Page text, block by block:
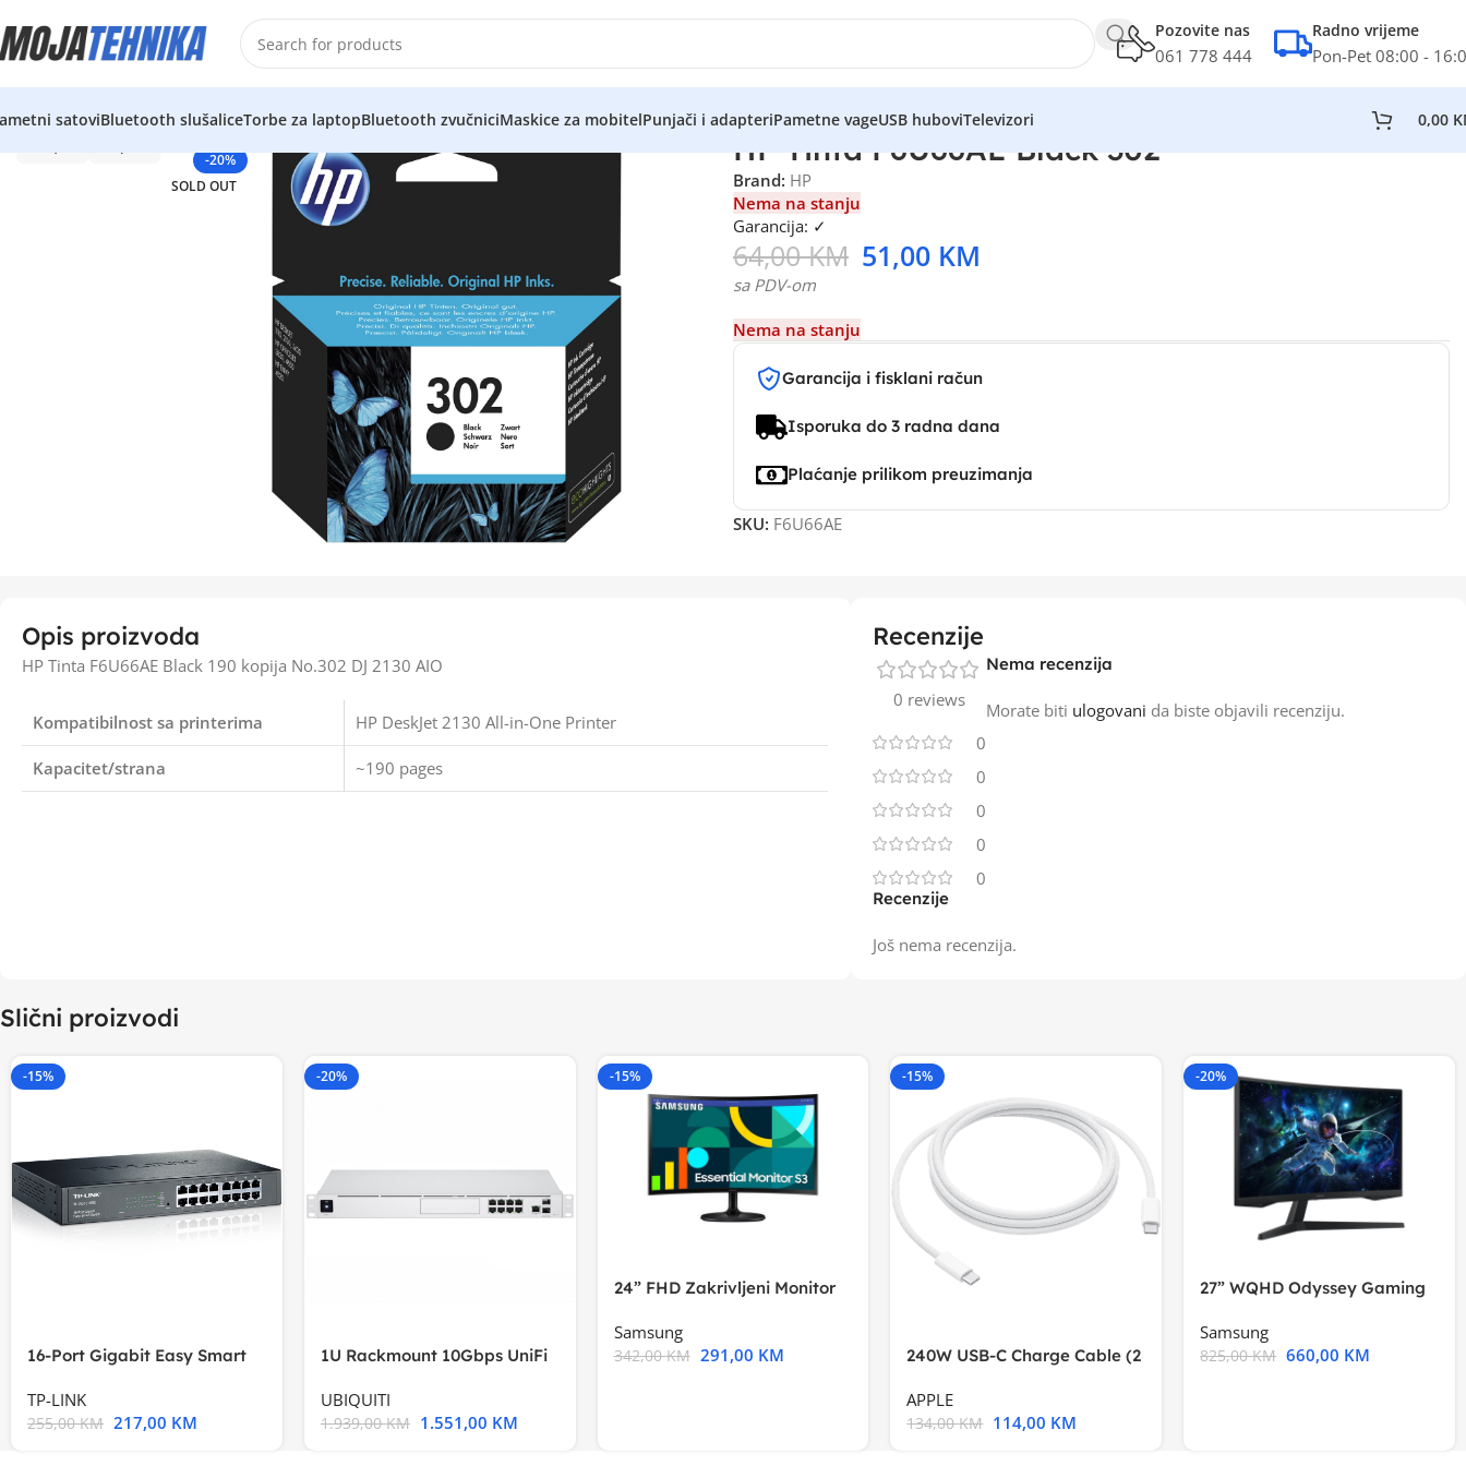
Pozovite nas
061 778 444
Radno vrijeme
Pon-Pet 08:00 -
satoviBluetooth slušaliceTorbe za laptopBluetooth zvučniciMaskice za mobitelPunjači i adapteriPametne vageUSB huboviTelevizori 0,00
-20%
SOLD OUT
HP Tinta F6U66AE Black 302
Brand: HP
Nema na stanju
Garancija: ✓
64,00KM 51,00 KM
sa PDV-om
Nema na stanju
Garancija i fisklani račun
Isporuka do 3 radna dana
Plaćanje prilikom preuzimanja
SKU: F6U66AE
Opis proizvoda
HP Tinta F6U66AE Black 190 kopija No.302 DJ 2130 AIO
Kompatibilnost sa printerima HP DeskJet 2130 All-in-One Printer
Kapacitet/strana ~190 pages
Recenzije
0 reviews
0
0
0
0
0
Recenzije
Još nema recenzija.
Nema recenzija
Morate biti ulogovani da biste objavili recenziju.
Slični proizvodi
-15%
16-Port Gigabit Easy Smart
TP-LINK
255,00KM 217,00 KM
-20%
1U Rackmount 10Gbps UniFi
UBIQUITI
1.939,00KM 1.551,00 KM
-15%
24” FHD Zakrivljeni Monitor
Samsung
342,00KM 291,00 KM
-15%
240W USB-C Charge Cable (2
APPLE
134,00KM 114,00 KM
-20%
27” WQHD Odyssey Gaming
Samsung
825,00KM 660,00 KM